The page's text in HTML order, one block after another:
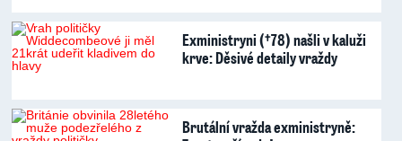
Exministryni (†78) našli v kaluži
krve: Děsivé detaily vraždy
Brutální vražda exministryně: